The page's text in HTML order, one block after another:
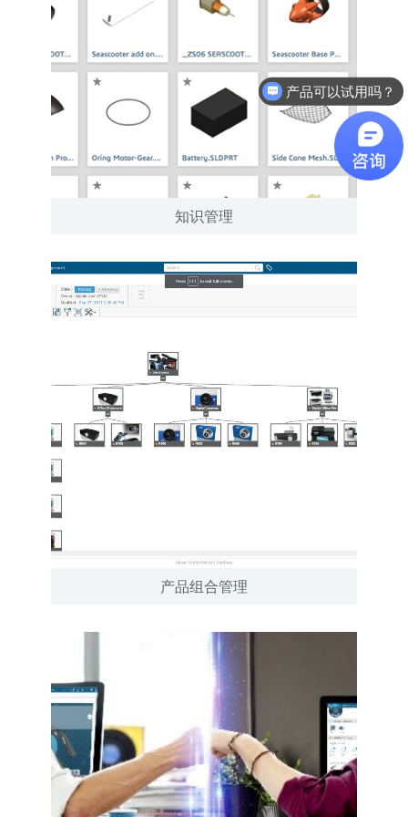
知识管理
产品组合管理
产品可以试用吗？
软件有折扣吗？